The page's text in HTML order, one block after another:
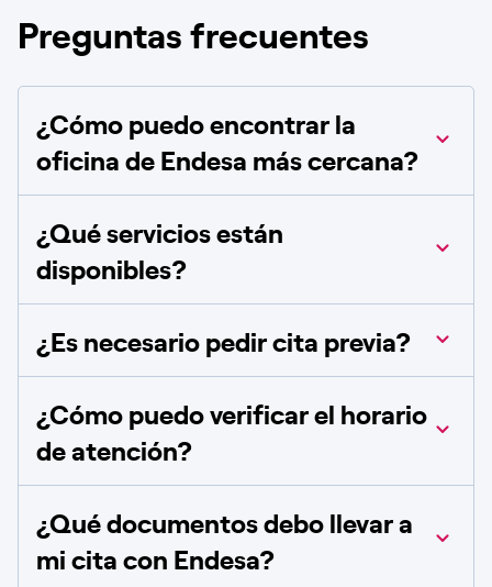
Preguntas frecuentes
¿Cómo puedo encontrar la
oficina de Endesa más cercana?
¿Qué servicios están
disponibles?
¿Es necesario pedir cita previa?
¿Cómo puedo verificar el horario
de atención?
¿Qué documentos debo llevar a
mi cita con Endesa?